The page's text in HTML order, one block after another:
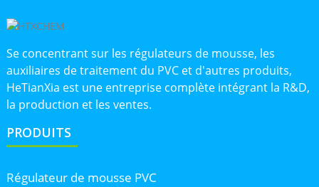
Se concentrant sur les régulateurs de mousse, les
auxiliaires de traitement du PVC et d'autres produits,
HeTianXia est une entreprise complète intégrant la R&D,
la production et les ventes.
PRODUITS
Régulateur de mousse PVC